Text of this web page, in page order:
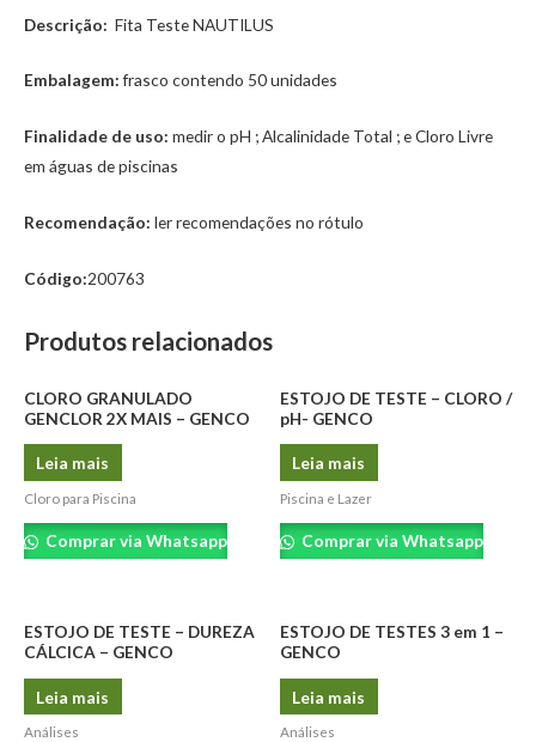
Descrição: Fita Teste NAUTILUS
Embalagem:frasco contendo 50 unidades
Finalidade de uso: medir o pH ; Alcalinidade Total ; e Cloro Livre
em águas de piscinas
Recomendação: ler recomendações no rótulo
Código:200763
Produtos relacionados
CLORO GRANULADO
GENCLOR 2X MAIS – GENCO
Leia mais
Cloro para Piscina
Comprar via Whatsapp
ESTOJO DE TESTE – CLORO /
pH- GENCO
Leia mais
Piscina e Lazer
Comprar via Whatsapp
ESTOJO DE TESTE – DUREZA
CÁLCICA – GENCO
Leia mais
Análises
ESTOJO DE TESTES 3 em 1 –
GENCO
Leia mais
Análises